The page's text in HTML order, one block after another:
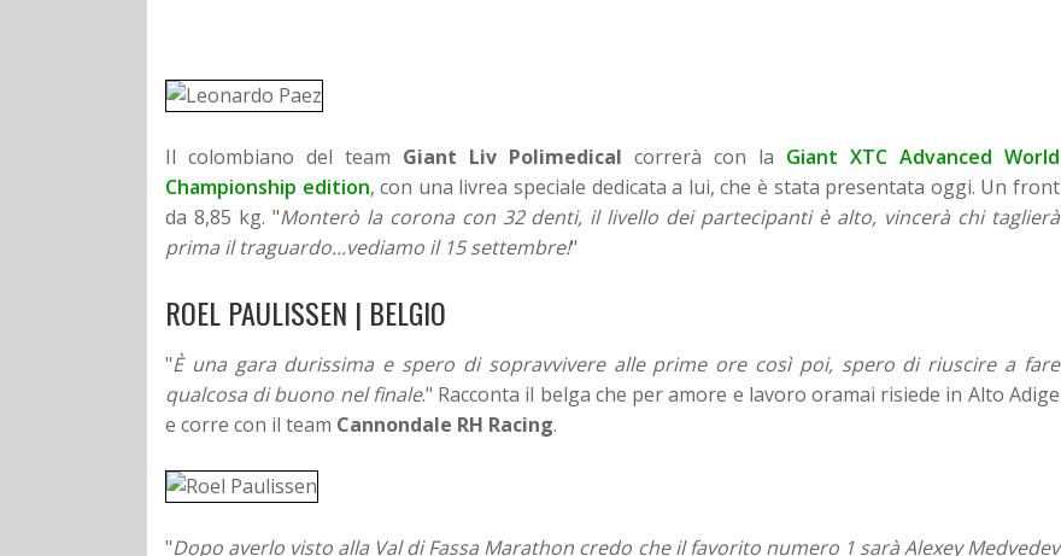
Il colombiano del team Giant Liv Polimedical correrà con la Giant XTC Advanced World
Championship edition, con una livrea speciale dedicata a lui, che è stata presentata oggi. Un front
da 8,85 kg. "Monterò la corona con 32 denti, il livello dei partecipanti è alto, vincerà chi taglierà
prima il traguardo...vediamo il 15 settembre!"
ROEL PAULISSEN | BELGIO
"È una gara durissima e spero di sopravvivere alle prime ore così poi, spero di riuscire a fare
qualcosa di buono nel finale." Racconta il belga che per amore e lavoro oramai risiede in Alto Adige
e corre con il team Cannondale RH Racing.
"Dopo averlo visto alla Val di Fassa Marathon credo che il favorito numero 1 sarà Alexey Medvedev